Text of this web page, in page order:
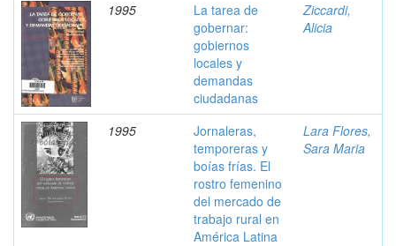
1995
La tarea de
gobernar:
gobiernos
locales y
demandas
ciudadanas
Ziccardi,
Alicia
1995
Jornaleras,
temporeras y
boías frías. El
rostro femenino
del mercado de
trabajo rural en
América Latina
Lara Flores,
Sara Maria